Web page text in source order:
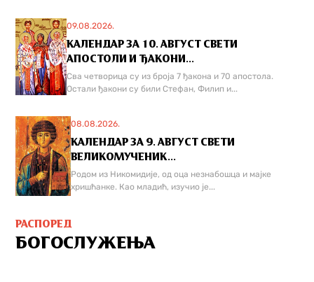
09.08.2026.
КАЛЕНДАР ЗА 10. АВГУСТ СВЕТИ
АПОСТОЛИ И ЂАКОНИ...
Сва четворица су из броја 7 ђакона и 70 апостола.
Остали ђакони су били Стефан, Филип и...
08.08.2026.
КАЛЕНДАР ЗА 9. АВГУСТ СВЕТИ
ВЕЛИКОМУЧЕНИК...
Родом из Никомидије, од оца незнабошца и мајке
хришћанке. Као младић, изучио је...
РАСПОРЕД
БОГОСЛУЖЕЊА